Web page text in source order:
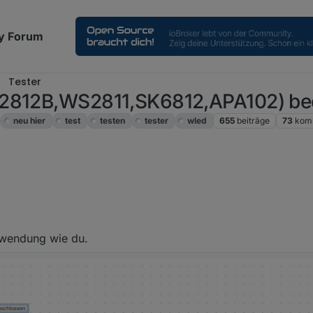
Forum
Tester
neu hier test testen tester wled 655 beiträge 73
"open" unwahr also in dem Moment von wahr auf unwahr geht.
auf abfallende Flanke".
wie du.